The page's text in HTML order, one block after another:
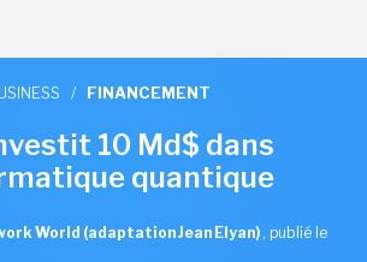
/ FINANCEMENT
10 Md$ dans
quantique
World (adaptation Jean Elyan) , publié le